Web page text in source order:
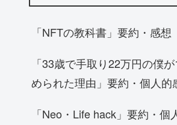
「NFTの教科書」要約・感想
「33歳で手取り22万円の僕
められた理由」要約・個人的
「Neo・Life hack」要約・個